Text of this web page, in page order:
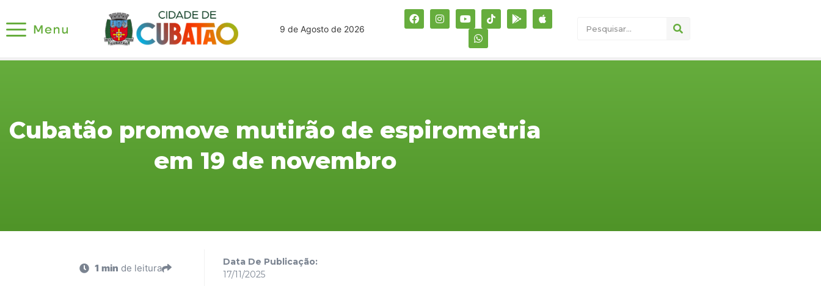
9 de Agosto de 2026
Cubatão promove mutirão de espirometria
em 19 de novembro
1 min de leitura
Data De Publicação:
17/11/2025